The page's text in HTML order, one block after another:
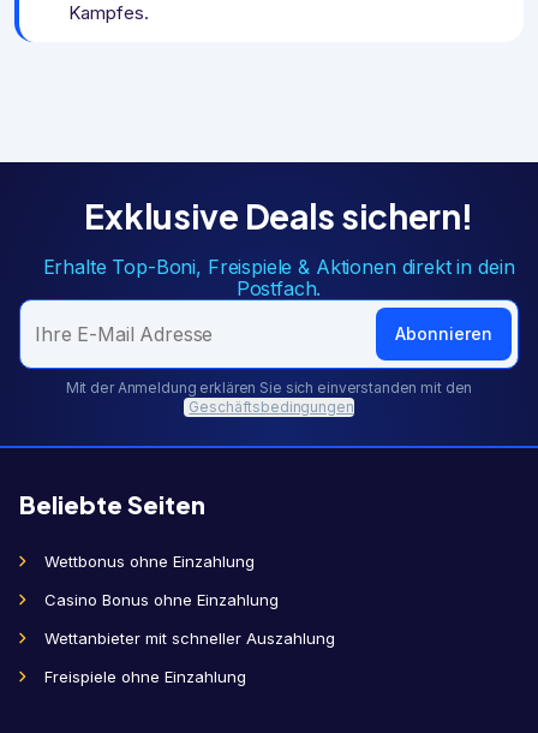
Kampfes.
Exklusive Deals sichern!
Erhalte Top-Boni, Freispiele & Aktionen direkt in dein
Postfach.
Abonnieren
Mit der Anmeldung erklären Sie sich einverstanden mit den
Geschäftsbedingungen
Beliebte Seiten
Wettbonus ohne Einzahlung
Casino Bonus ohne Einzahlung
Wettanbieter mit schneller Auszahlung
Freispiele ohne Einzahlung